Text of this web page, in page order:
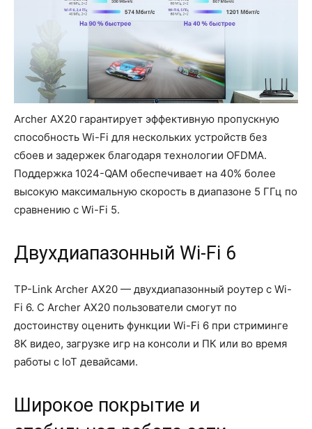
Archer AX20 гарантирует эффективную пропускную
способность Wi-Fi для нескольких устройств без
сбоев и задержек благодаря технологии OFDMA.
Поддержка 1024-QAM обеспечивает на 40% более
высокую максимальную скорость в диапазоне 5 ГГц по
сравнению с Wi-Fi 5.
Двухдиапазонный Wi-Fi 6
TP-Link Archer AX20 — двухдиапазонный роутер с Wi-
Fi 6. С Archer AX20 пользователи смогут по
достоинству оценить функции Wi-Fi 6 при стриминге
8K видео, загрузке игр на консоли и ПК или во время
работы с IoT девайсами.
Широкое покрытие и